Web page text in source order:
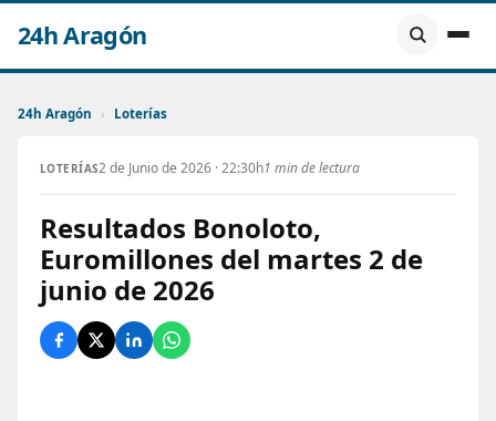
24h Aragón
24h Aragón › Loterías
LOTERÍAS2 de Junio de 2026 · 22:30h1 min de lectura
Resultados Bonoloto,
Euromillones del martes 2 de
junio de 2026